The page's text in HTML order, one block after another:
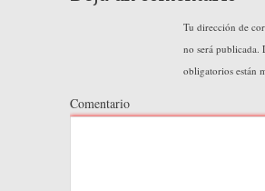
Tu dirección de
no será publicada.
obligatorios están
Comentario